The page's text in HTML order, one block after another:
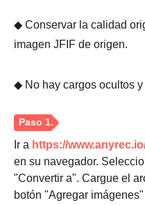
◆ Conservar la calidad
imagen JFIF de origen.
◆ No hay cargos ocultos
Ir a https://
en su navegador.
"Convertir a". Cargue el
botón "Agregar